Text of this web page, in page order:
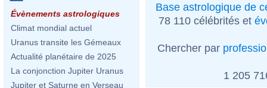
Évènements astrologiques
Climat mondial actuel
Uranus transite les Gémeaux
Actualité planétaire de 2025
La conjonction Jupiter Uranus
Jupiter et Saturne en Verseau
Base astrologique de
78 110 célébrités et
Chercher par
1 205